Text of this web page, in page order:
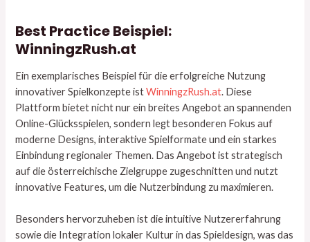
Best Practice Beispiel:
WinningzRush.at
Ein exemplarisches Beispiel für die erfolgreiche Nutzung
innovativer Spielkonzepte istWinningzRush.at. Diese
Plattform bietet nicht nur ein breites Angebot an spannenden
Online-Glücksspielen, sondern legt besonderen Fokus auf
moderne Designs, interaktive Spielformate und ein starkes
Einbindung regionaler Themen. Das Angebot ist strategisch
auf die österreichische Zielgruppe zugeschnitten und nutzt
innovative Features, um die Nutzerbindung zu maximieren.
Besonders hervorzuheben ist die intuitive Nutzererfahrung
sowie die Integration lokaler Kultur in das Spieldesign, was das